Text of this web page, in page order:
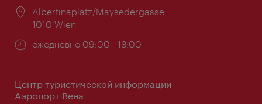
Расположение:
Albertinaplatz/Maysedergasse
1010 Wien
Часы
ежедневно 09:00 - 18:00
Центр туристической информации
Аэропорт Вена